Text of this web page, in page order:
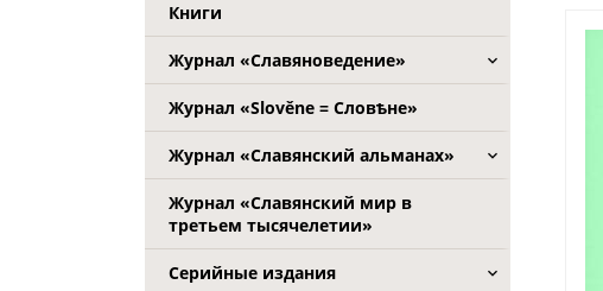
Книги
Журнал «Славяноведение»
Журнал «Slověne = Словѣне»
Журнал «Славянский альманах»
Журнал «Славянский мир в
третьем тысячелетии»
Серийные издания